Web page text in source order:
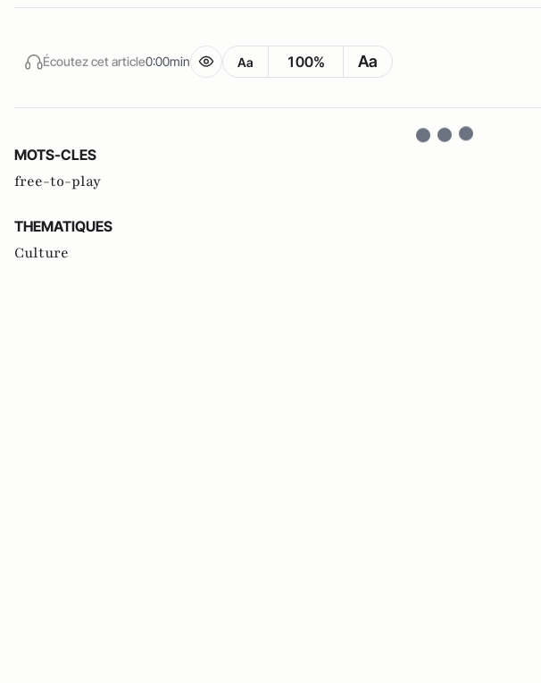
Écoutez cet article0:00min Aa 100% Aa
MOTS-CLES
free-to-play
THEMATIQUES
Culture